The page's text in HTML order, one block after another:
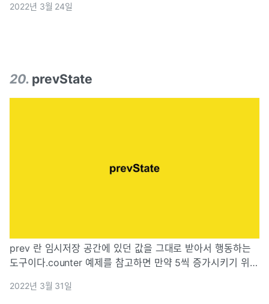
만 하고, 받아온 props를 직접 수정 할 수는 없다. 반면 stat
2022년 3월 24일
20. prevState
prev 란 임시저장 공간에 있던 값을 그대로 받아서 행동하는
도구이다.counter 예제를 참고하면 만약 5씩 증가시키기 위해
하면 그 값이 다시 전달되서 뿌려지기 때문에 첫번째
2022년 3월 31일